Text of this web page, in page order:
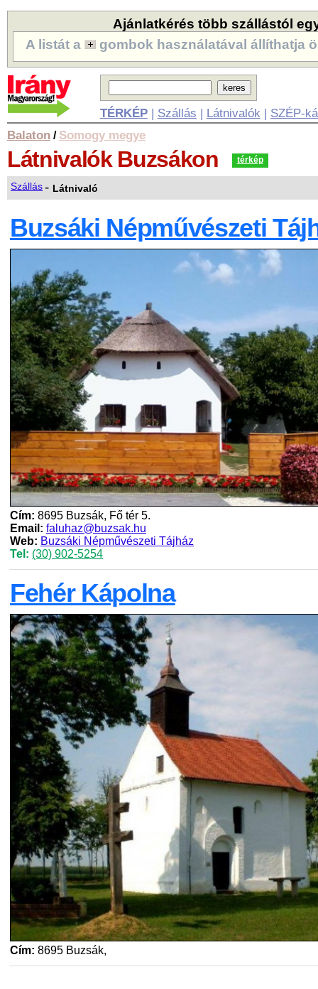
Ajánlatkérés több szállástól
A listát a
gombok használatával állíthatja
TÉRKÉP| Szállás | Látnivalók | SZÉP-
Balaton / Somogy megye
Látnivalók Buzsákon térkép
Szállás- Látnivaló
Buzsáki Népművészeti
Cím: 8695 Buzsák, Fő tér 5.
Email: faluhaz@buzsak.hu
Web: Buzsáki Népművészeti Tájház
Tel: (30) 902-5254
Fehér Kápolna
Cím: 8695 Buzsák,